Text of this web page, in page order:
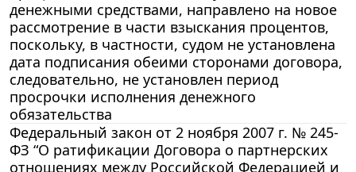
денежными средствами, направлено на новое
рассмотрение в части взыскания процентов,
поскольку, в частности, судом не установлена
дата подписания обеими сторонами договора,
следовательно, не установлен период
просрочки исполнения денежного
обязательства
Федеральный закон от 2 ноября 2007 г. № 245-
ФЗ “О ратификации Договора о партнерских
отношениях между Российской Федерацией и